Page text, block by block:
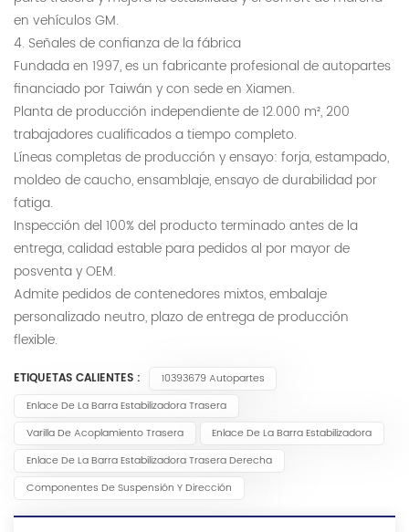
en vehículos GM.
4. Señales de confianza de la fábrica
Fundada en 1997, es un fabricante profesional de autopartes
financiado por Taiwán y con sede en Xiamen.
Planta de producción independiente de 12.000 m², 200
trabajadores cualificados a tiempo completo.
Líneas completas de producción y ensayo: forja, estampado,
moldeo de caucho, ensamblaje, ensayo de durabilidad por
fatiga.
Inspección del 100% del producto terminado antes de la
entrega, calidad estable para pedidos al por mayor de
posventa y OEM.
Admite pedidos de contenedores mixtos, embalaje
personalizado neutro, plazo de entrega de producción
flexible.
ETIQUETAS CALIENTES :
10393679 Autopartes
Enlace De La Barra Estabilizadora Trasera
Varilla De Acoplamiento Trasera
Enlace De La Barra Estabilizadora
Enlace De La Barra Estabilizadora Trasera Derecha
Componentes De Suspensión Y Dirección